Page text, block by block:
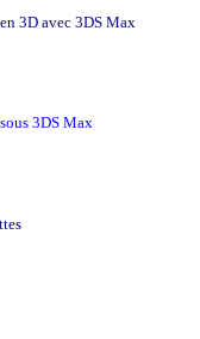
3D avec 3DS Max
3DS Max